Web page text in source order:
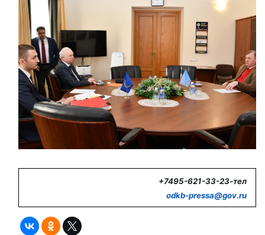
+7495-621-33-23-тел
odkb-pressa@gov.ru